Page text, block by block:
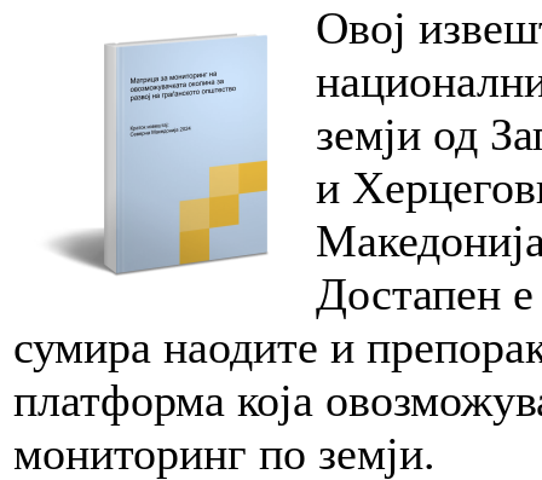
Овој
земји од
и
Достапен е
сумира наодите и
платформа која
мониторинг по земји.